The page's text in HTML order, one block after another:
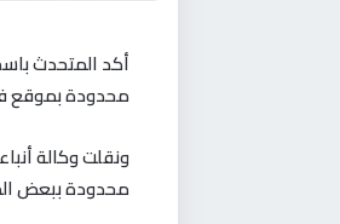
أكد المتحدث
محدودة بموقع
ونقلت وكالة
محدودة ببعض